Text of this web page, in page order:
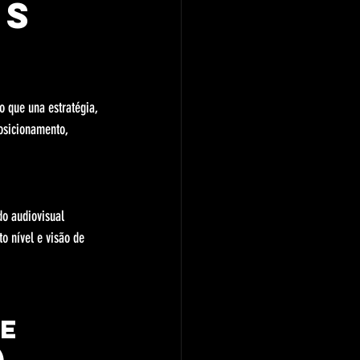
que una estratégia,
audiovisual
nível e visão de